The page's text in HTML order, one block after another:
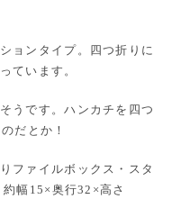
ョンタイプ。四つ折りに
ています。
うです。ハンカチを四つ
だとか！
ファイルボックス・スタ
幅15×奥行32×高さ